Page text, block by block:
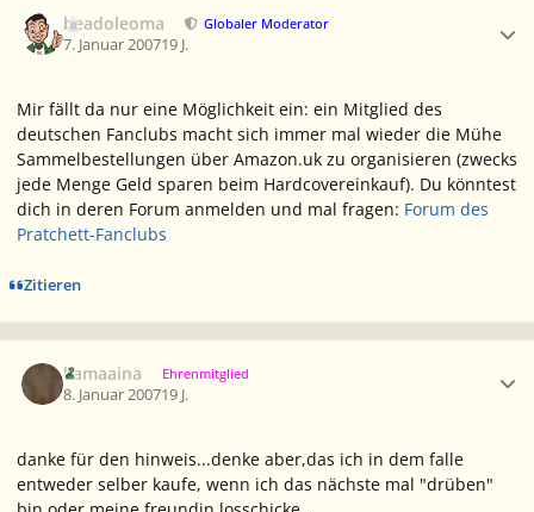
beadoleoma Globaler Moderator
7. Januar 200719 J.
Mir fällt da nur eine Möglichkeit ein: ein Mitglied des
deutschen Fanclubs macht sich immer mal wieder die Mühe
Sammelbestellungen über Amazon.uk zu organisieren (zwecks
jede Menge Geld sparen beim Hardcovereinkauf). Du könntest
dich in deren Forum anmelden und mal fragen: Forum des
Pratchett-Fanclubs
Zitieren
kamaaina Ehrenmitglied
8. Januar 200719 J.
danke für den hinweis...denke aber,das ich in dem falle
entweder selber kaufe, wenn ich das nächste mal "drüben"